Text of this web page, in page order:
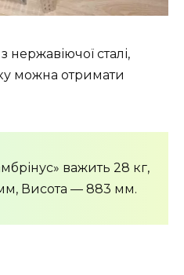
нержавіючої сталі,
можна отримати
важить 28 кг,
Висота — 883 мм.